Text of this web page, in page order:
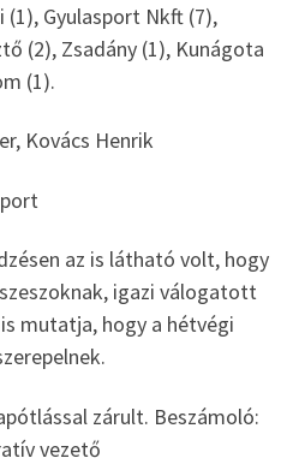
(1), Gyulasport Nkft (7),
(2), Zsadány (1), Kunágota
(1).
Kovács Henrik
az is látható volt, hogy
igazi válogatott
mutatja, hogy a hétvégi
zárult. Beszámoló:
vezető